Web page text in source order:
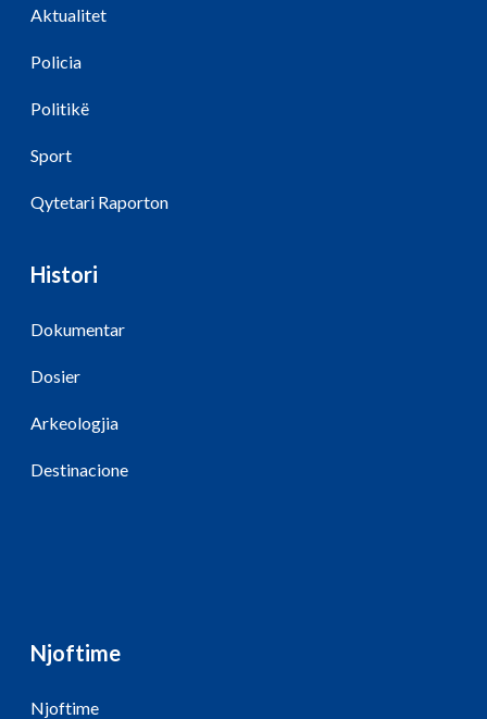
Aktualitet
Policia
Politikë
Sport
Qytetari Raporton
Histori
Dokumentar
Dosier
Arkeologjia
Destinacione
Njoftime
Njoftime